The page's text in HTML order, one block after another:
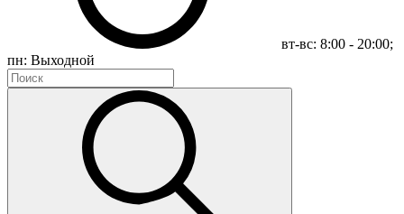
вт-вс: 8:00 - 20:00;
пн: Выходной